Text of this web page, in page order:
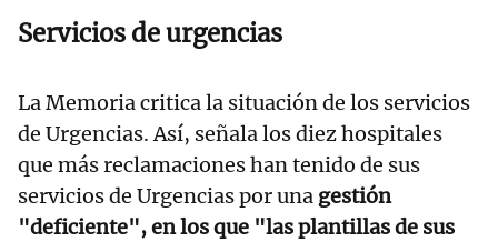
Servicios de urgencias
La Memoria critica la situación de los servicios
de Urgencias. Así, señala los diez hospitales
que más reclamaciones han tenido de sus
servicios de Urgencias por una gestión
"deficiente", en los que "las plantillas de sus